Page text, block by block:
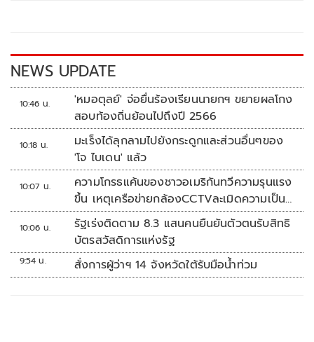
k k
NEWS UPDATE
10:46 น.
'หมอตุลย์' จ่อยื่นร้องเรียนนายกฯ ขยายผลโกง
สอบท้องถิ่นย้อนไปถึงปี 2566
10:18 น.
มะเร็งได้ลุกลามไปยังกระดูกและส่วนอื่นๆของ
'โจ ไบเดน' แล้ว
10:07 น.
ความโกรธแค้นของชาวอเมริกันทวีความรุนแรง
ขึ้น เหตุเครือข่ายกล้องCCTVละเมิดความเป็น
ส่วนตัว
10:06 น.
รัฐเร่งติดตาม 8.3 แสนคนยืนยันตัวตนรับสิทธิ
บัตรสวัสดิการแห่งรัฐ
9:54 น. สั่งการผู้ว่าฯ 14 จังหวัดใต้รับมือน้ำท่วม